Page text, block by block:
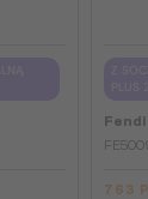
Fendi
763